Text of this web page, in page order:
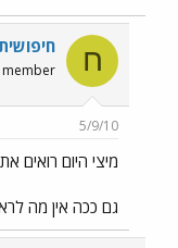
ח member
5/9/10
מיצי היום רואים
גם ככה אין מה